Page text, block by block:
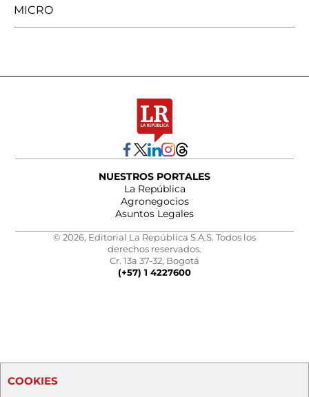
MICRO
NUESTROS PORTALES
La República
Agronegocios
Asuntos Legales
© 2026, Editorial La República S.A.S. Todos los
derechos reservados.
Cr. 13a 37-32, Bogotá
(+57) 1 4227600
COOKIES